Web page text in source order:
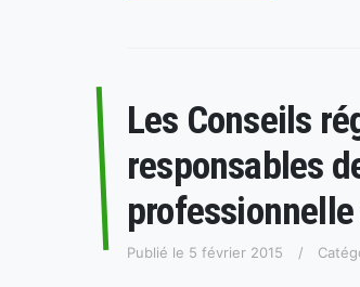
Les Conseils
responsables
professionnelle
Publié le 5 février 2015